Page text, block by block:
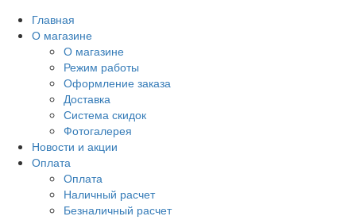
Главная
О магазине
О магазине
Режим работы
Оформление заказа
Доставка
Система скидок
Фотогалерея
Новости и акции
Оплата
Оплата
Наличный расчет
Безналичный расчет